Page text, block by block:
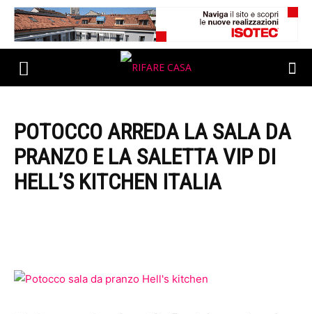
POTOCCO ARREDA LA SALA DA
PRANZO E LA SALETTA VIP DI
HELL’S KITCHEN ITALIA